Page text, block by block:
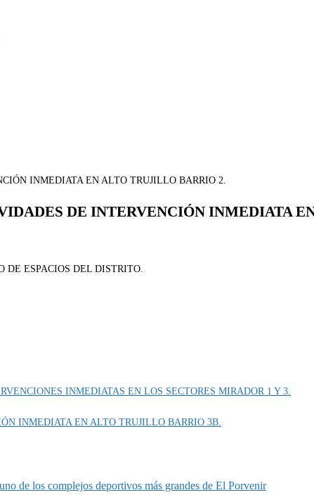
DE INTERVENCIÓN INMEDIATA
ESPACIOS DEL DISTRITO.
INMEDIATAS EN LOS SECTORES MIRADOR 1 Y 3.
INMEDIATA EN ALTO TRUJILLO BARRIO 3B.
de los complejos deportivos más grandes de El Porvenir